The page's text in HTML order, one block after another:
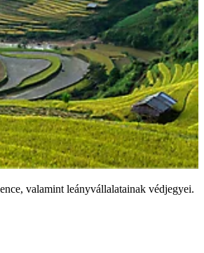
valamint leányvállalatainak védjegyei.